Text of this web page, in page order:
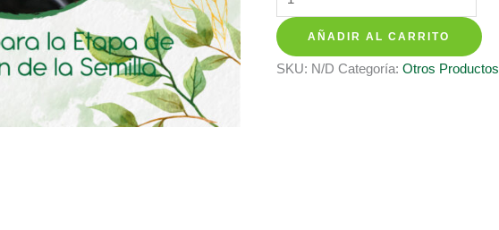
Individuales
Para
Petunia
AÑADIR AL CARRITO
SKU: N/D Categoría: Otros Productos